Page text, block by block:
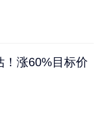
！涨60%目标价